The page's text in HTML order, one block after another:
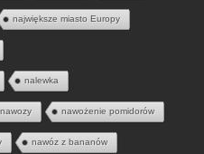
największe miasto Europy
nalewka
nawożenie pomidorów
nawóz z bananów